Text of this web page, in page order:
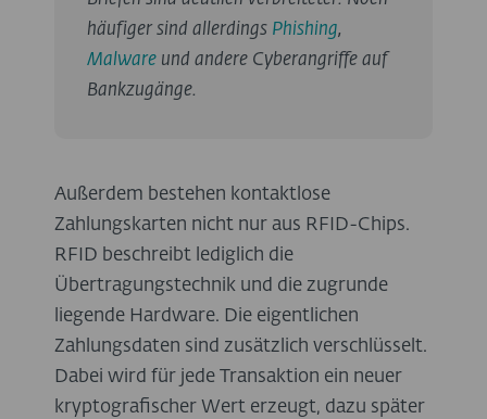
häufiger sind allerdings Phishing,
Malware und andere Cyberangriffe auf
Bankzugänge.
Außerdem bestehen kontaktlose
Zahlungskarten nicht nur aus RFID-Chips.
RFID beschreibt lediglich die
Übertragungstechnik und die zugrunde
liegende Hardware. Die eigentlichen
Zahlungsdaten sind zusätzlich verschlüsselt.
Dabei wird für jede Transaktion ein neuer
kryptografischer Wert erzeugt, dazu später